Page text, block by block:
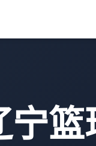
宁篮